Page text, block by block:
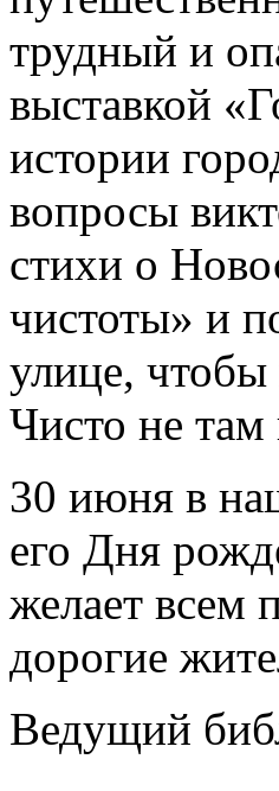
трудный и
выставкой
истории
вопросы
стихи о
чистоты» и
улице,
Чисто не там
30 июня в
его Дня
желает всем
дорогие
Ведущий